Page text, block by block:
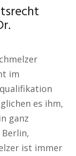
im
es ihm,
ganz
ist immer